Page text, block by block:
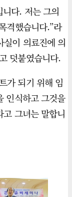
다. 저는 그의
격했습니다.”라
이 의료진에 의
덧붙였습니다.
가 되기 위해 임
인식하고 그것을
고 그녀는 말합니